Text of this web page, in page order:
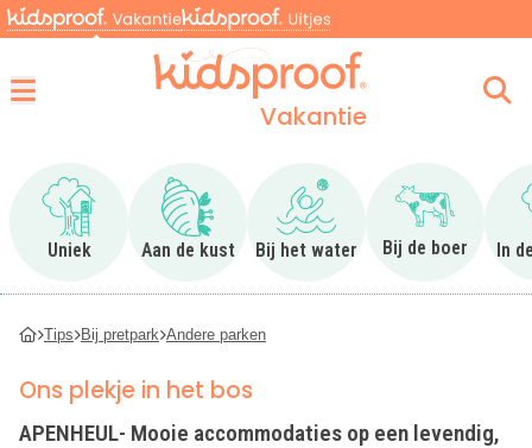
Vakantie
Uniek
Ga naar Uniek
Aan de kust
Ga naar Aan de kust
Bij het water
Ga naar Bij het water
Bij de boer
Ga naar Bij
In
Tips Bij pretpark Andere parken
Ons plekje in het bos
APENHEUL- Mooie accommodaties op een levendig,